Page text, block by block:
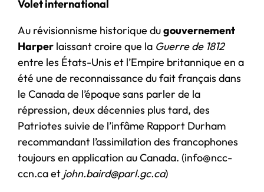
Volet international
Au révisionnisme historique dugouvernement
Harper laissant croire que la Guerre de 1812
entre les États-Unis et l’Empire britannique en a
été une de reconnaissance du fait français dans
le Canada de l’époque sans parler de la
répression, deux décennies plus tard, des
Patriotes suivie de l’infâme Rapport Durham
recommandant l’assimilation des francophones
toujours en application au Canada. (info@ncc-
ccn.ca et john.baird@parl.gc.ca)